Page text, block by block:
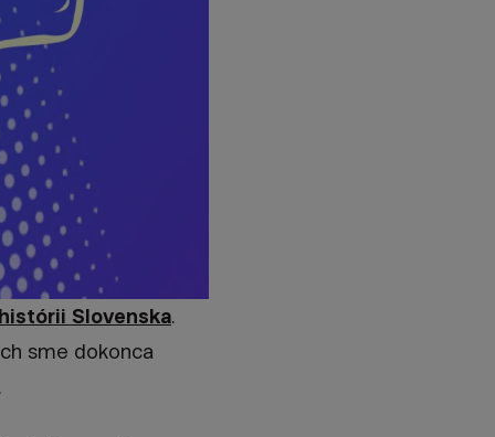
Slovenska.
sme dokonca